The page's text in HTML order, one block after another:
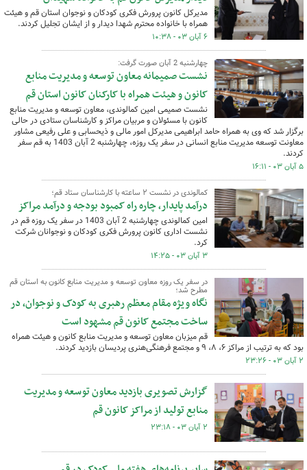
مدیرکل کانون پرورش فکری کودکان و نوجوان استان قم و هیئت
همراه با خانواده محترم شهدا دیدار و از ایشان تجلیل کردند.
۶ آبان ۰۳ - ۱۰:۳۸
چهارشنبه 2 آبان صورت گرفت:
نشست صمیمانه معاون توسعه و مدیریت منابع
کانون و هیئت همراه با کارکنان کانون استان قم
نشست صمیمی امین کمالوندی، معاون توسعه و مدیریت منابع
کانون با مسئولان و مربیان مراکز و کارشناسان ستادی در حالی
برگزار شد که وی به همراه حامد ابراهیمی مدیرکل امور مالی و ذیحسابی و علی رفیعی مشاور
معاونت توسعه مدیریت منابع انسانی در سفر یک روزه، چهارشنبه 2 آبان 1403 به قم سفر
کردند.
۵ آبان ۰۳ - ۱۶:۱۱
کمالوندی در نشست ۲ ساعته با کارشناسان ستاد قم؛
درآمد پایدار، چاره راه کمبود بودجه و درآمد مراکز
امین کمالوندی چهارشنبه 2 آبان 1403 در سفر یک روزه قم در
نشست اداری کانون پرورش فکری کودکان و نوجوانان شرکت
کرد.
۳ آبان ۰۳ - ۱۴:۲۵
در سفر یک روزه معاون توسعه و مدیریت منابع کانون به استان قم
مطرح شد؛
نگاه ویژه مقام معظم رهبری به کودک و نوجوان، در
ساخت مجتمع کانون قم مشهود است
قم میزبان معاون توسعه و مدیریت منابع کانون و هیئت همراه
بود که به ترتیب از مراکز ۶، ۸، ۹ و مجتمع فرهنگی‌هنری پردیسان بازدید کردند.
۲ آبان ۰۳ - ۲۳:۲۶
گزارش تصویری بازدید معاون توسعه و مدیریت
منابع تولید از مراکز کانون قم
۲ آبان ۰۳ - ۲۳:۱۸